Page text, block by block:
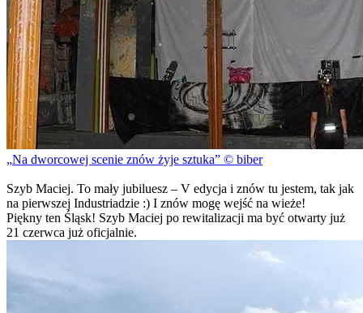
Na dworcowej scenie znów żyje sztuka © biber
Szyb Maciej. To mały jubiluesz – V edycja i znów tu jestem, tak jak
na pierwszej Industriadzie :) I znów mogę wejść na wieże!
Piękny ten Śląsk! Szyb Maciej po rewitalizacji ma być otwarty już
21 czerwca już oficjalnie.